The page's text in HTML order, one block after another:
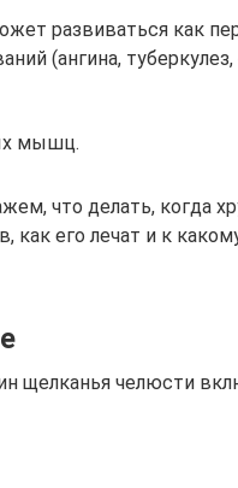
развиваться как
(ангина,
мышц.
что делать, когда
как его лечат и к
щелканья челюсти